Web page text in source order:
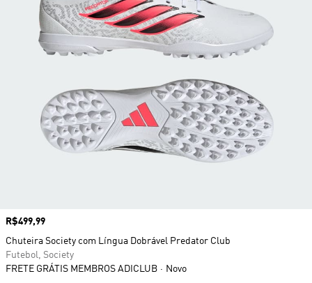
Preço
R$499,99
Chuteira Society com Língua Dobrável Predator Club
Futebol, Society
FRETE GRÁTIS MEMBROS ADICLUB
Novo